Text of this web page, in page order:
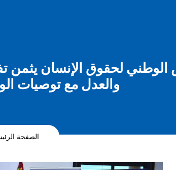
لحقوق الإنسان يثمن
والعدل مع توصيات
الصفحة